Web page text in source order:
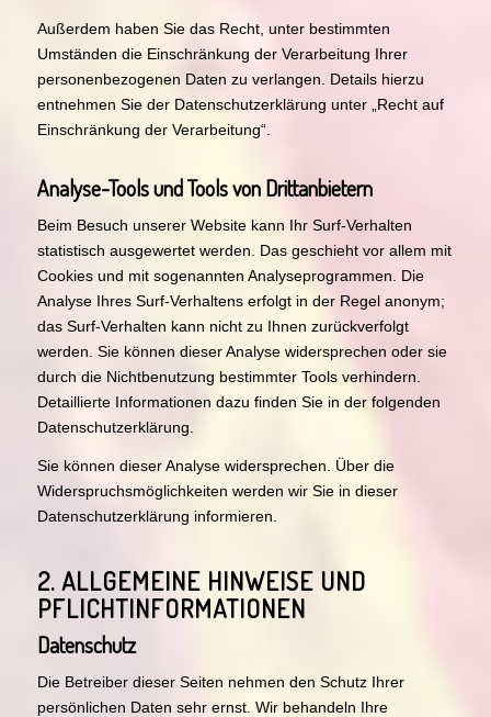
Außerdem haben Sie das Recht, unter bestimmten
Umständen die Einschränkung der Verarbeitung Ihrer
personenbezogenen Daten zu verlangen. Details hierzu
entnehmen Sie der Datenschutzerklärung unter „Recht auf
Einschränkung der Verarbeitung“.
Analyse-Tools und Tools von Drittanbietern
Beim Besuch unserer Website kann Ihr Surf-Verhalten
statistisch ausgewertet werden. Das geschieht vor allem mit
Cookies und mit sogenannten Analyseprogrammen. Die
Analyse Ihres Surf-Verhaltens erfolgt in der Regel anonym;
das Surf-Verhalten kann nicht zu Ihnen zurückverfolgt
werden. Sie können dieser Analyse widersprechen oder sie
durch die Nichtbenutzung bestimmter Tools verhindern.
Detaillierte Informationen dazu finden Sie in der folgenden
Datenschutzerklärung.
Sie können dieser Analyse widersprechen. Über die
Widerspruchsmöglichkeiten werden wir Sie in dieser
Datenschutzerklärung informieren.
2. ALLGEMEINE HINWEISE UND
PFLICHTINFORMATIONEN
Datenschutz
Die Betreiber dieser Seiten nehmen den Schutz Ihrer
persönlichen Daten sehr ernst. Wir behandeln Ihre